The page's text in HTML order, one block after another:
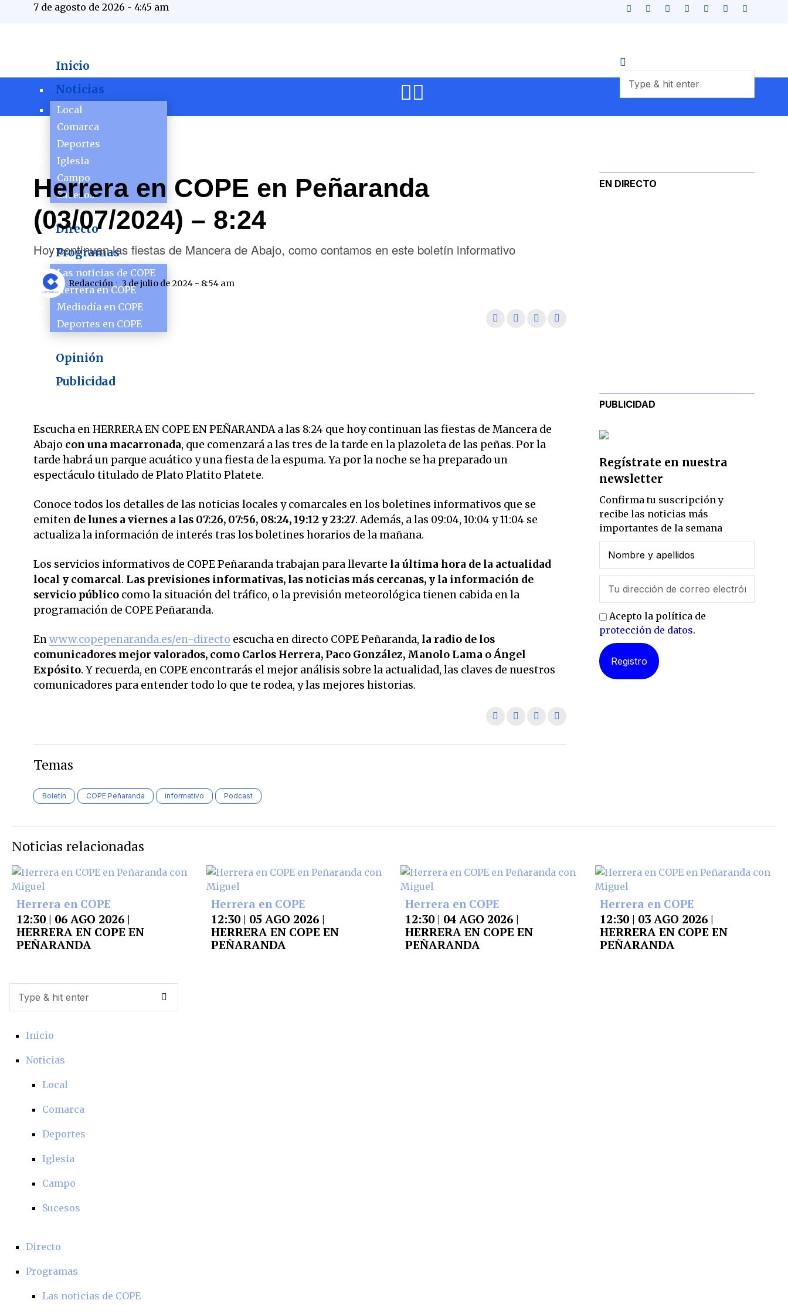
7 de agosto de 2026 - 4:45 am
Inicio
Noticias
Local
Comarca
Deportes
Iglesia
Campo
Sucesos
Directo
Programas
Las noticias de COPE
Herrera en COPE
Mediodía en COPE
Deportes en COPE
Opinión
Publicidad
Herrera en COPE en Peñaranda
(03/07/2024) – 8:24
Hoy continuan las fiestas de Mancera de Abajo, como contamos en este boletín informativo
Redacción 3 de julio de 2024 - 8:54 am
Escucha en HERRERA EN COPE EN PEÑARANDA a las 8:24 que hoy continuan las fiestas de Mancera de
Abajo con una macarronada, que comenzará a las tres de la tarde en la plazoleta de las peñas. Por la
tarde habrá un parque acuático y una fiesta de la espuma. Ya por la noche se ha preparado un
espectáculo titulado de Plato Platito Platete.
Conoce todos los detalles de las noticias locales y comarcales en los boletines informativos que se
emiten de lunes a viernes a las 07:26, 07:56, 08:24, 19:12 y 23:27. Además, a las 09:04, 10:04 y 11:04 se
actualiza la información de interés tras los boletines horarios de la mañana.
Los servicios informativos de COPE Peñaranda trabajan para llevarte la última hora de la actualidad
local y comarcal. Las previsiones informativas, las noticias más cercanas, y la información de
servicio público como la situación del tráfico, o la previsión meteorológica tienen cabida en la
programación de COPE Peñaranda.
Enwww.copepenaranda.es/en-directo escucha en directo COPE Peñaranda, la radio de los
comunicadores mejor valorados, como Carlos Herrera, Paco González, Manolo Lama o Ángel
Expósito. Y recuerda, en COPE encontrarás el mejor análisis sobre la actualidad, las claves de nuestros
comunicadores para entender todo lo que te rodea, y las mejores historias.
Temas
Boletín COPE Peñaranda informativo Podcast
EN DIRECTO
PUBLICIDAD
Regístrate en nuestra
newsletter
Confirma tu suscripción y
recibe las noticias más
importantes de la semana
Acepto la política de
protección de datos.
Noticias relacionadas
Herrera en COPE
12:30 | 06 AGO 2026 |
HERRERA EN COPE EN
PEÑARANDA
Herrera en COPE
12:30 | 05 AGO 2026 |
HERRERA EN COPE EN
PEÑARANDA
Herrera en COPE
12:30 | 04 AGO 2026 |
HERRERA EN COPE EN
PEÑARANDA
Herrera en COPE
12:30 | 03 AGO 2026 |
HERRERA EN COPE EN
PEÑARANDA
Inicio
Noticias
Local
Comarca
Deportes
Iglesia
Campo
Sucesos
Directo
Programas
Las noticias de COPE